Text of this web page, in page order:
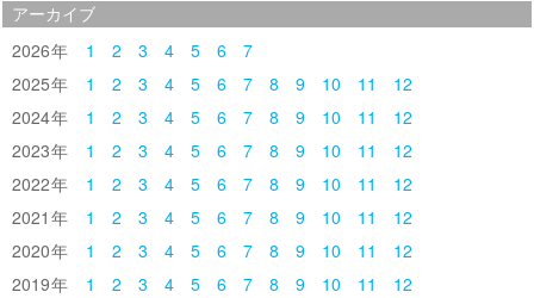
アーカイブ
2026 1 2 3 4 5 6
7
2025
1 2 3 4 5 6 7 8 9 10 11
12
2024
1 2 3 4 5 6 7 8 9 10 11
12
2023
1 2 3 4 5 6 7 8 9 10 11
12
2022
1 2 3 4 5 6 7 8 9 10 11
12
2021
1 2 3 4 5 6 7 8 9 10 11
12
2020
1 2 3 4 5 6 7 8 9 10 11
12
2019
1 2 3 4 5 6 7 8 9 10 11
12